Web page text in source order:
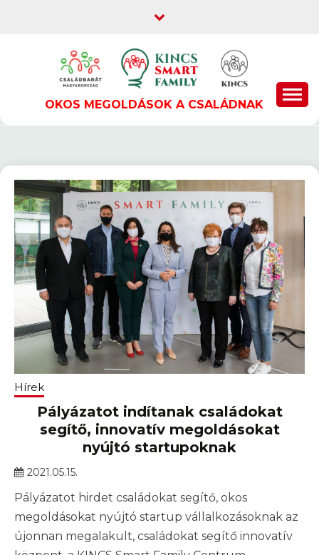
OKOS MEGOLDÁSOK A CSALÁDNAK
Hírek
Pályázatot indítanak családokat
segítő, innovatív megoldásokat
nyújtó startupoknak
2021.05.15.
Pályázatot hirdet családokat segítő, okos
megoldásokat nyújtó startup vállalkozásoknak az
újonnan megalakult, családokat segítő innovatív